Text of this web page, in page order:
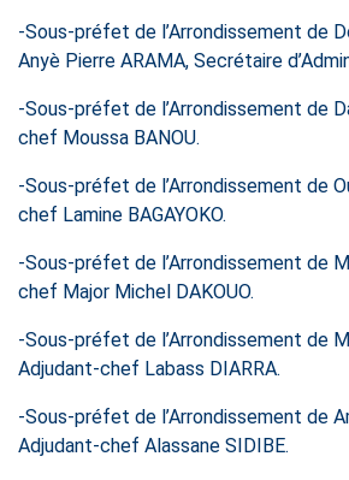
-Sous-préfet de l’Arrondissement de
Anyè Pierre ARAMA, Secrétaire
-Sous-préfet de l’Arrondissement de
chef Moussa BANOU.
-Sous-préfet de l’Arrondissement de
chef Lamine BAGAYOKO.
-Sous-préfet de l’Arrondissement de
chef Major Michel DAKOUO.
-Sous-préfet de l’Arrondissement de
Adjudant-chef Labass DIARRA.
-Sous-préfet de l’Arrondissement de
Adjudant-chef Alassane SIDIBE.